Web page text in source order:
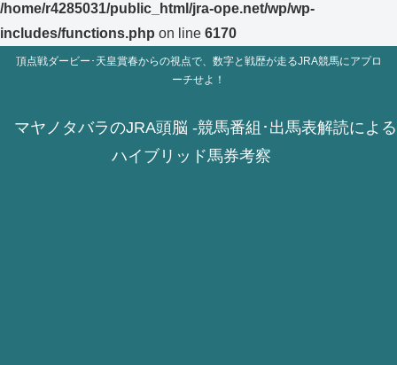
/home/r4285031/public_html/jra-ope.net/wp/wp-
includes/functions.php on line 6170
頂点戦ダービー･天皇賞春からの視点で、数字と戦歴が走るJRA競馬にアプロ
ーチせよ！
マヤノタバラのJRA頭脳 -競馬番組･出馬表解読による
ハイブリッド馬券考察